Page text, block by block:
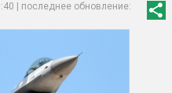
| последнее обновление: